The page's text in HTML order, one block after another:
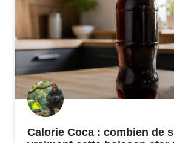
Calorie Coca : combien de